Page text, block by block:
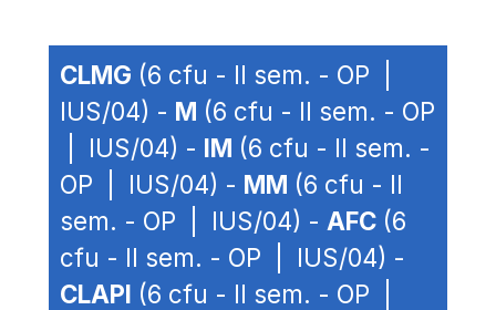
CLMG (6 cfu - II sem. - OP |
IUS/04) - M (6 cfu - II sem. - OP
| IUS/04) - IM (6 cfu - II sem. -
OP | IUS/04) - MM (6 cfu - II
sem. - OP | IUS/04) - AFC (6
cfu - II sem. - OP | IUS/04) -
CLAPI (6 cfu - II sem. - OP |